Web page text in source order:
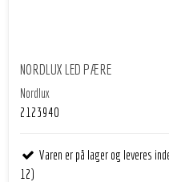
NORDLUX LED PÆRE
Nordlux
2123940
Varen er på lager og leveres
12)